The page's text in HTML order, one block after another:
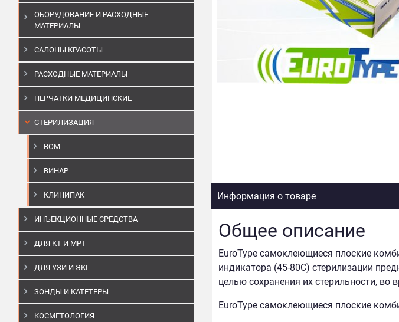
ОБОРУДОВАНИЕ И РАСХОДНЫЕ
МАТЕРИАЛЫ
САЛОНЫ КРАСОТЫ
РАСХОДНЫЕ МАТЕРИАЛЫ
ПЕРЧАТКИ МЕДИЦИНСКИЕ
СТЕРИЛИЗАЦИЯ
BOM
ВИНАР
КЛИНИПАК
ИНЪЕКЦИОННЫЕ СРЕДСТВА
ДЛЯ КТ И МРТ
ДЛЯ УЗИ И ЭКГ
ЗОНДЫ И КАТЕТЕРЫ
КОСМЕТОЛОГИЯ
Информация о товаре
Общее описание
EuroType самоклеющиеся плоские
индикатора (45-80С) стерилизации
целью сохранения их стерильности,
EuroType самоклеющиеся плоские